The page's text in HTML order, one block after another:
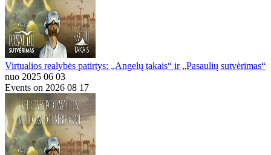
Virtualios realybės patirtys: „Angelų takais“ ir „Pasaulių sutvėrimas“
nuo 2025 06 03
Events on 2026 08 17